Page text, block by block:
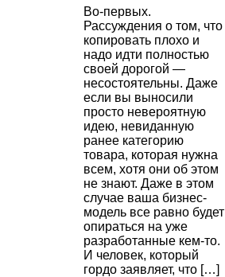
Во-первых.
Рассуждения о том, что
копировать плохо и
надо идти полностью
своей дорогой —
несостоятельны. Даже
если вы выносили
просто невероятную
идею, невиданную
ранее категорию
товара, которая нужна
всем, хотя они об этом
не знают. Даже в этом
случае ваша бизнес-
модель все равно будет
опираться на уже
разработанные кем-то.
И человек, который
гордо заявляет, что […]